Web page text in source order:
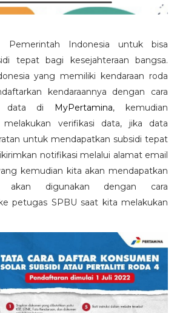
Pemerintah Indonesia untuk bisa
tepat bagi kesejahteraan bangsa.
yang memiliki kendaraan roda
kendaraannya dengan cara
data di MyPertamina, kemudian
verifikasi data, jika data
untuk mendapatkan subsidi tepat
notifikasi melalui alamat email
kemudian kita akan mendapatkan
akan digunakan dengan cara
petugas SPBU saat kita melakukan